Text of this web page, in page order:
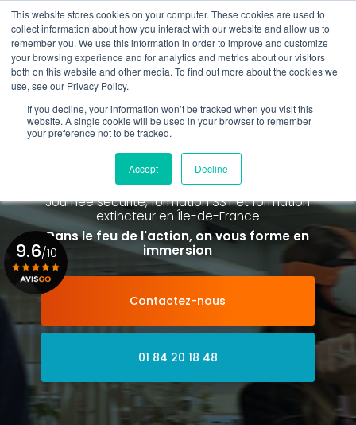
This website stores cookies on your computer. These cookies are used to
collect information about how you interact with our website and allow us to
remember you. We use this information in order to improve and customize
your browsing experience and for analytics and metrics about our visitors
both on this website and other media. To find out more about the cookies we
use, see our Privacy Policy.
If you decline, your information won’t be tracked when you visit this
website. A single cookie will be used in your browser to remember
your preference not to be tracked.
Accept Decline
Aller
au
contenu
principal
01 84 20 18 48
Spécialiste de la formation SST et
de la Formation Incendie
à Paris La Défense depuis 2015
Journée sécurité, formation SST et formation
extincteuren Île-de-France
Dans le feu de l'action, on vous forme en
immersion
Contactez-nous
01 84 20 18 48
9.6/10
Voir le certificat